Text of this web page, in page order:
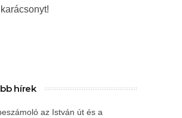
hírek
az István út és a